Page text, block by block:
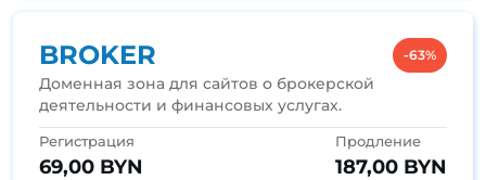
BROKER -63%
Доменная зона для сайтов о брокерской
деятельности и финансовых услугах.
Регистрация
69,00 BYN
Продление
187,00 BYN